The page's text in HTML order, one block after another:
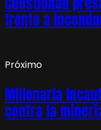
frente a
Próximo
Millonaria
contra la